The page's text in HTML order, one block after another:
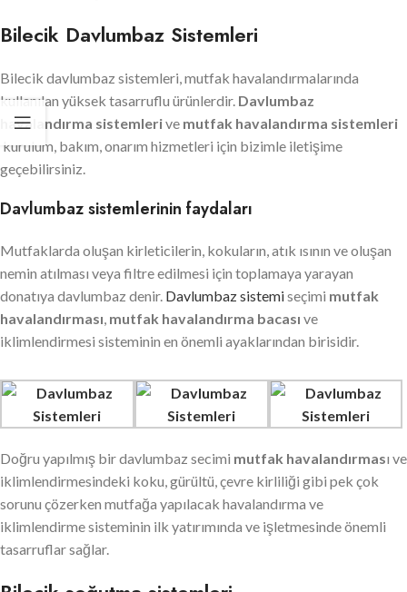
Bilecik Davlumbaz Sistemleri
Bilecik davlumbaz sistemleri, mutfak havalandırmalarında
kullanılan yüksek tasarruflu ürünlerdir. Davlumbaz
havalandırma sistemlerive mutfak havalandırma sistemleri
kurulum, bakım, onarım hizmetleri için bizimle iletişime
geçebilirsiniz.
Davlumbaz sistemlerinin faydaları
Mutfaklarda oluşan kirleticilerin, kokuların, atık ısının ve oluşan
nemin atılması veya filtre edilmesi için toplamaya yarayan
donatıya davlumbaz denir. Davlumbaz sistemiseçimi mutfak
havalandırması, mutfak havalandırma bacası ve
iklimlendirmesi sisteminin en önemli ayaklarından birisidir.
Doğru yapılmış bir davlumbaz secimi mutfak havalandırması ve
iklimlendirmesindeki koku, gürültü, çevre kirliliği gibi pek çok
sorunu çözerken mutfağa yapılacak havalandırma ve
iklimlendirme sisteminin ilk yatırımında ve işletmesinde önemli
tasarruflar sağlar.